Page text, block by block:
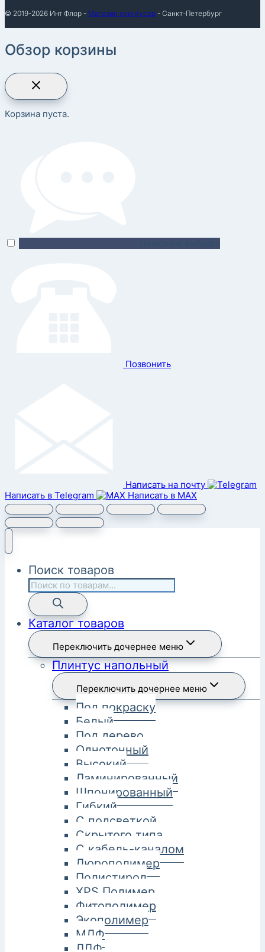
© 2019-2026 Инт Флор - Магазин плинтусов - Санкт-Петербург
Обзор корзины
Корзина пуста.
Позвонить
Написать на почту
Написать в Telegram
Написать в MAX
Поиск товаров
Каталог товаров
Переключить дочернее меню
Плинтус напольный
Переключить дочернее меню
Под покраску
Белый
Под дерево
Однотонный
Высокий
Ламинированный
Шпонированный
Гибкий
С подсветкой
Скрытого типа
С кабель-каналом
Дюрополимер
Полистирол
XPS Полимер
Фитополимер
Экополимер
МДФ
ЛДФ